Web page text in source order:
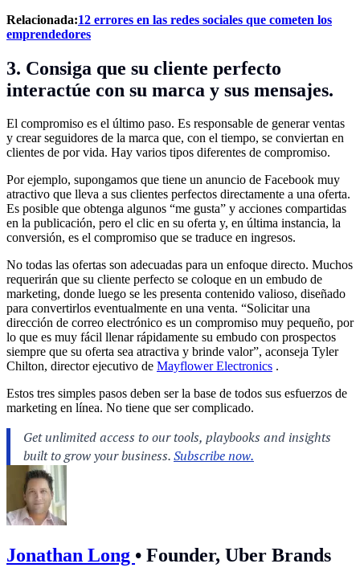
Relacionada:12 errores en las redes sociales que cometen los
emprendedores
3. Consiga que su cliente perfecto
interactúe con su marca y sus mensajes.
El compromiso es el último paso. Es responsable de generar ventas
y crear seguidores de la marca que, con el tiempo, se conviertan en
clientes de por vida. Hay varios tipos diferentes de compromiso.
Por ejemplo, supongamos que tiene un anuncio de Facebook muy
atractivo que lleva a sus clientes perfectos directamente a una oferta.
Es posible que obtenga algunos “me gusta” y acciones compartidas
en la publicación, pero el clic en su oferta y, en última instancia, la
conversión, es el compromiso que se traduce en ingresos.
No todas las ofertas son adecuadas para un enfoque directo. Muchos
requerirán que su cliente perfecto se coloque en un embudo de
marketing, donde luego se les presenta contenido valioso, diseñado
para convertirlos eventualmente en una venta. “Solicitar una
dirección de correo electrónico es un compromiso muy pequeño, por
lo que es muy fácil llenar rápidamente su embudo con prospectos
siempre que su oferta sea atractiva y brinde valor”, aconseja Tyler
Chilton, director ejecutivo de Mayflower Electronics .
Estos tres simples pasos deben ser la base de todos sus esfuerzos de
marketing en línea. No tiene que ser complicado.
Jonathan Long • Founder, Uber Brands